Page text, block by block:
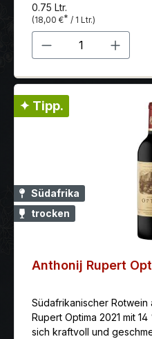
0.75 Ltr.
(18,00 €* / 1 Ltr.)
Produkt
✦ Tipp.
Südafrika
trocken
Anthonij Rupert
Südafrikanischer Rotwein
Rupert Optima 2021 mit
sich kraftvoll und